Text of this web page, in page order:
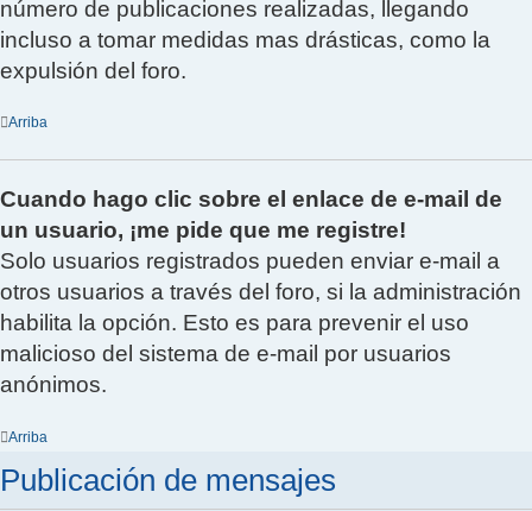
número de publicaciones realizadas, llegando
incluso a tomar medidas mas drásticas, como la
expulsión del foro.
Arriba
Cuando hago clic sobre el enlace de e-mail de
un usuario, ¡me pide que me registre!
Solo usuarios registrados pueden enviar e-mail a
otros usuarios a través del foro, si la administración
habilita la opción. Esto es para prevenir el uso
malicioso del sistema de e-mail por usuarios
anónimos.
Arriba
Publicación de mensajes